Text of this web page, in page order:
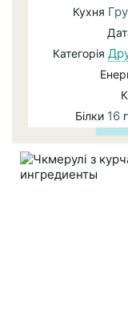
Кухня
Категорія
Білки 16